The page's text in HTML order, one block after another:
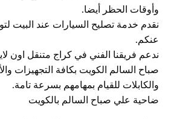
وأوقات الحظر أيضا.
نقدم خدمة تصليح السيارات عند البيت
عنكم.
ندعم فريقنا الفني في كراج متنقل اون
صباح السالم الكويت بكافة التجهيزات
والكابلات للقيام بمهامهم بسرعة تامة.
ضاحية علي صباح السالم بالكويت